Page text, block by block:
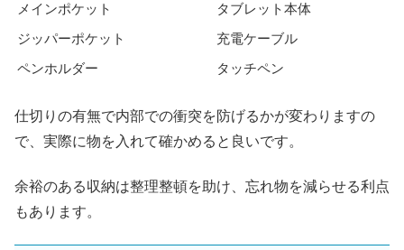
メインポケット
タブレット本体
ジッパーポケット
充電ケーブル
ペンホルダー
タッチペン
仕切りの有無で内部での衝突を防げるかが変わりますの
で、実際に物を入れて確かめると良いです。
余裕のある収納は整理整頓を助け、忘れ物を減らせる利点
もあります。